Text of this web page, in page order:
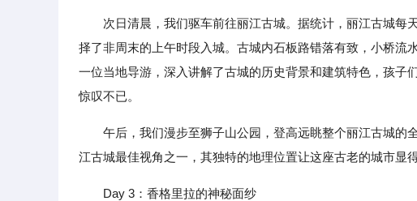
次日清晨，我们驱车前往丽江古城。据统计，丽江古城
择了非周末的上午时段入城。古城内石板路错落有致，小桥流
一位当地导游，深入讲解了古城的历史背景和建筑特色，孩
惊叹不已。
午后，我们漫步至狮子山公园，登高远眺整个丽江古城的
江古城最佳视角之一，其独特的地理位置让这座古老的城市显
Day 3：香格里拉的神秘面纱